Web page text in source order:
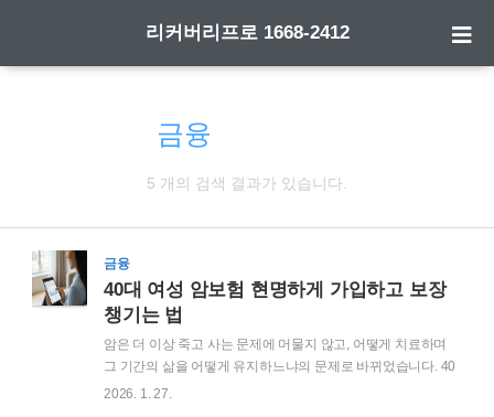
리커버리프로 1668-2412
금융
5 개의 검색 결과가 있습니다.
금융
40대 여성 암보험 현명하게 가입하고 보장
챙기는 법
암은 더 이상 죽고 사는 문제에 머물지 않고, 어떻게 치료하며
그 기간의 삶을 어떻게 유지하느냐의 문제로 바뀌었습니다. 40
대 여성 암보험을 준비할 때 가장 큰 실수는 단순히 '유명한 상
2026. 1. 27.